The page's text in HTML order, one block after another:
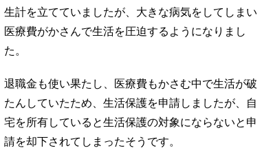
生計を立てていましたが、大きな病気をしてしまい
医療費がかさんで生活を圧迫するようになりまし
た。
退職金も使い果たし、医療費もかさむ中で生活が破
たんしていたため、生活保護を申請しましたが、自
宅を所有していると生活保護の対象にならないと申
請を却下されてしまったそうです。